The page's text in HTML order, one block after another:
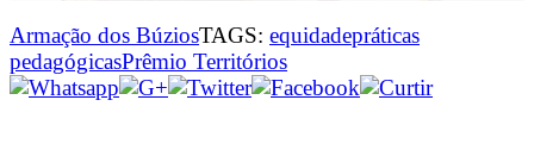
Armação dos BúziosTAGS: equidadepráticas
pedagógicasPrêmio Territórios